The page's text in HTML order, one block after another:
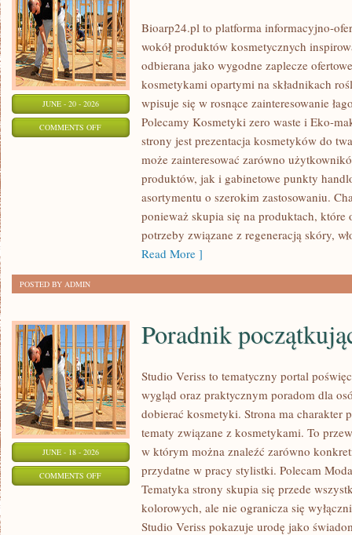
JUNE - 20 - 2026
COMMENTS OFFON
Bioarp24.pl to platforma informacyjno-
wokół produktów kosmetycznych
odbierana jako wygodne zaplecze
kosmetykami opartymi na składnikach
wpisuje się w rosnące zainteresowanie
Polecamy Kosmetyki zero waste i Eko-
strony jest prezentacja kosmetyków do
może zainteresować zarówno
produktów, jak i gabinetowe punkty
asortymentu o szerokim zastosowaniu.
ponieważ skupia się na produktach, które
potrzeby związane z regeneracją skóry,
Read More ]
POSTED BY ADMIN
JUNE - 18 - 2026
COMMENTS OFFON
POCZĄTKUJĄCEJ
Poradnik
Studio Veriss to tematyczny portal
wygląd oraz praktycznym poradom dla
dobierać kosmetyki. Strona ma charakter
tematy związane z kosmetykami. To
w którym można znaleźć zarówno
przydatne w pracy stylistki. Polecam
Tematyka strony skupia się przede
kolorowych, ale nie ogranicza się
Studio Veriss pokazuje urodę jako